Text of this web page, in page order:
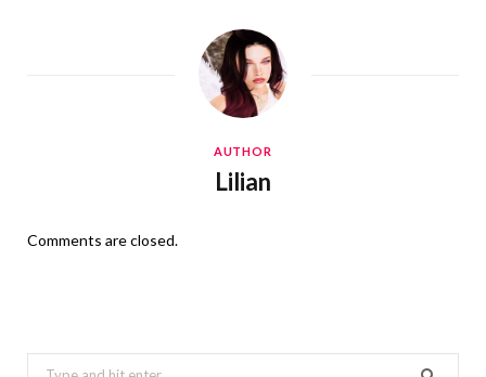
AUTHOR
Lilian
Comments are closed.
Search